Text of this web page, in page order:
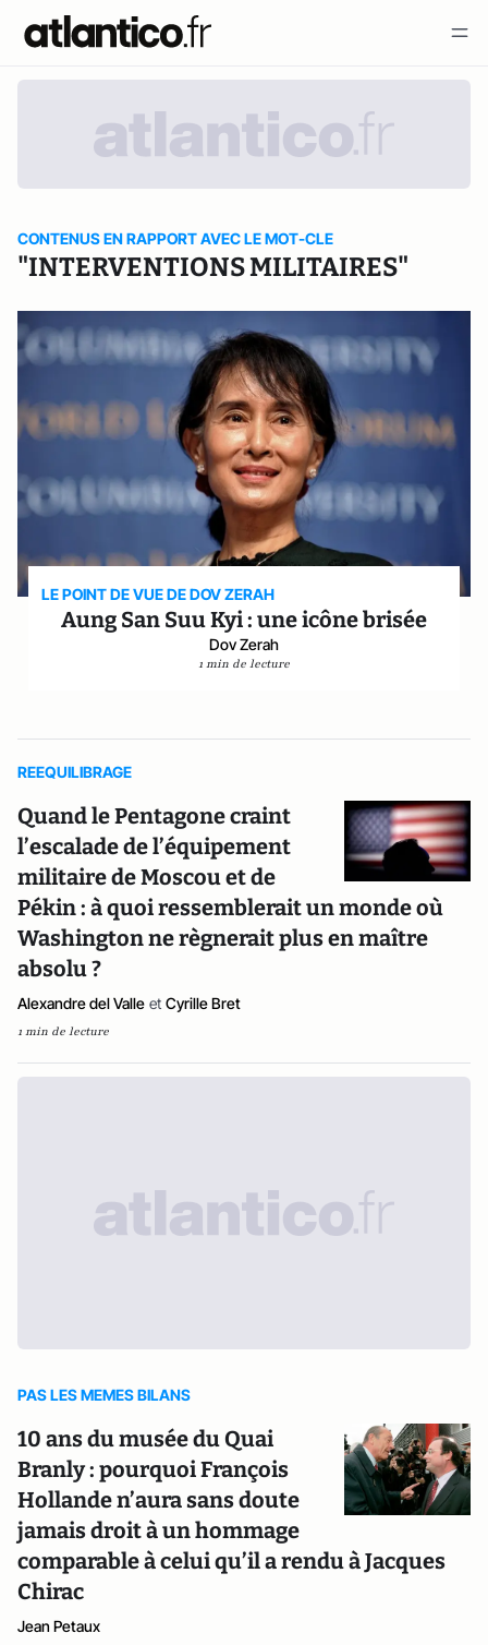
CONTENUS EN RAPPORT AVEC LE MOT-CLE
"INTERVENTIONS MILITAIRES"
LE POINT DE VUE DE DOV ZERAH
Aung San Suu Kyi : une icône brisée
Dov Zerah
1 min de lecture
REEQUILIBRAGE
Quand le Pentagone craint
l’escalade de l’équipement
militaire de Moscou et de
Pékin : à quoi ressemblerait un monde où
Washington ne règnerait plus en maître
absolu ?
Alexandre del Valle et Cyrille Bret
1 min de lecture
PAS LES MEMES BILANS
10 ans du musée du Quai
Branly : pourquoi François
Hollande n’aura sans doute
jamais droit à un hommage
comparable à celui qu’il a rendu à Jacques
Chirac
Jean Petaux